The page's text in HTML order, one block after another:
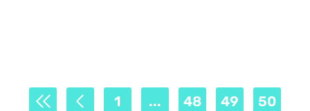
1 ... 48 49 50